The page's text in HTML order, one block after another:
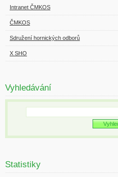
Intranet ČMKOS
ČMKOS
Sdružení hornických odborů
X SHO
Vyhledávání
Statistiky